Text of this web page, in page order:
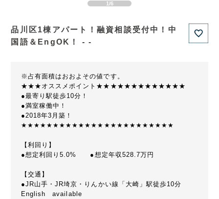
1/6
品川区1棟アパート！融資相談受付中！中
国語＆EngOK！ - -
※占有面積はおおよその値です。
★★★オススメポイント★★★★★★★★★★★★★
●最寄り駅徒歩10分！
●満室稼働中！
●2018年3月築！
★★★★★★★★★★★★★★★★★★★★★★★★
【利回り】
●想定利回り5.0% ●想定年収528.7万円
【交通】
●JR山手・JR埼京・りんかい線「大崎」駅徒歩10分
English available